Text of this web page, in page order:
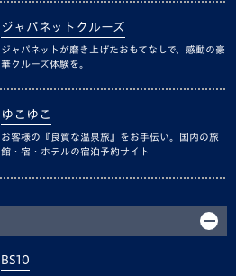
ジャパネットクルーズ
ジャパネットが磨き上げたおもてなしで、感動の豪
華クルーズ体験を。
ゆこゆこ
お客様の『良質な温泉旅』をお手伝い。国内の旅
館・宿・ホテルの宿泊予約サイト
BS10